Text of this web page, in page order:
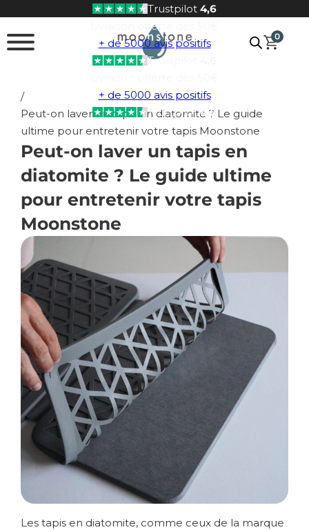
Passer au contenu principal
Passer au pied de page Trustpilot 4,6
Livraison offerte dès 50€
+ de 5000 avis positifs
Trustpilot
+ de 5000 avis positifs
Trustpilot4,6
0
/
Peut-on laver un tapis en diatomite ? Le guide
ultime pour entretenir votre tapis Moonstone
Peut-on laver un tapis en
diatomite ? Le guide ultime
pour entretenir votre tapis
Moonstone
Les tapis en diatomite, comme ceux de la marque